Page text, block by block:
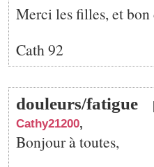
Merci les filles, et bon
Cath 92
douleurs/fatigue
Cathy21200,
Bonjour à toutes,